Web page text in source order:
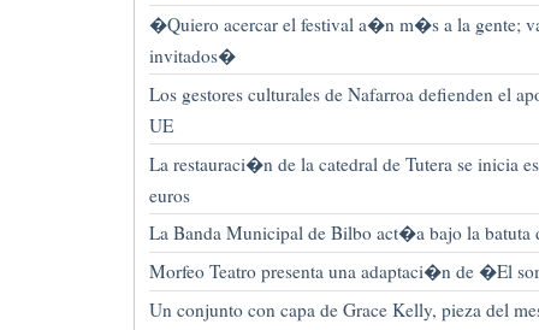
�Quiero acercar el festival a�n m�s a la gente;
invitados�
Los gestores culturales de Nafarroa defienden el
UE
La restauraci�n de la catedral de Tutera se inicia
euros
La Banda Municipal de Bilbo act�a bajo la batuta
Morfeo Teatro presenta una adaptaci�n de �El
Un conjunto con capa de Grace Kelly, pieza del